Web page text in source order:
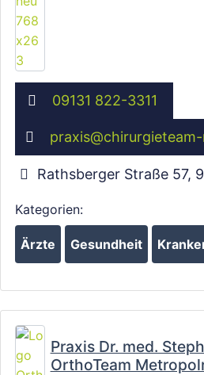
Wird
09131 822-3311
praxis@
Rathsberger Straße 57,
Kategorien:
Ärzte Gesundheit
Praxis Dr. med.
OrthoTeam